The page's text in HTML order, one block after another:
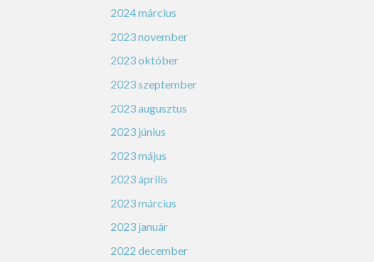
2024 március
2023 november
2023 október
2023 szeptember
2023 augusztus
2023 június
2023 május
2023 április
2023 március
2023 január
2022 december